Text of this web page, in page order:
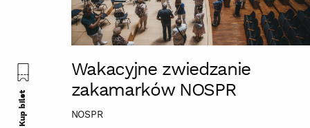
Wakacyjne zwiedzanie
zakamarków NOSPR
NOSPR
Kup bilet